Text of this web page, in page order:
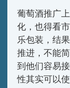
葡萄酒推广
化，也得看
乐包装，结
推进，不能
到他们容易
性其实可以